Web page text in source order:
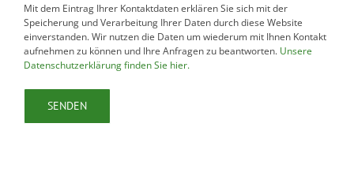
Mit dem Eintrag Ihrer Kontaktdaten erklären Sie sich mit der
Speicherung und Verarbeitung Ihrer Daten durch diese Website
einverstanden. Wir nutzen die Daten um wiederum mit Ihnen Kontakt
aufnehmen zu können und Ihre Anfragen zu beantworten. Unsere
Datenschutzerklärung finden Sie hier.